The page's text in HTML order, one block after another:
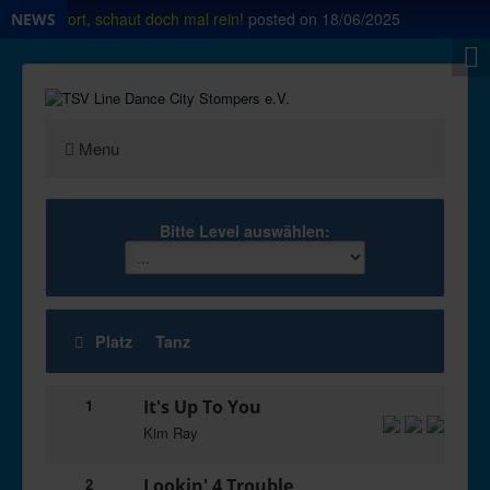
NEWS
ab sofort, schaut doch mal rein! posted on 18/06/2025
Menu
Bitte Level auswählen:
Platz Tanz
1 It's Up To You
Kim Ray
2 Lookin' 4 Trouble